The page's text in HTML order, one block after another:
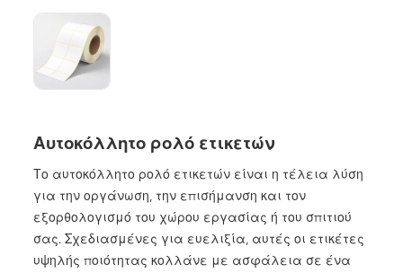
Αυτοκόλλητο ρολό ετικετών
Το αυτοκόλλητο ρολό ετικετών είναι η τέλεια λύση
για την οργάνωση, την επισήμανση και τον
εξορθολογισμό του χώρου εργασίας ή του σπιτιού
σας. Σχεδιασμένες για ευελιξία, αυτές οι ετικέτες
υψηλής ποιότητας κολλάνε με ασφάλεια σε ένα